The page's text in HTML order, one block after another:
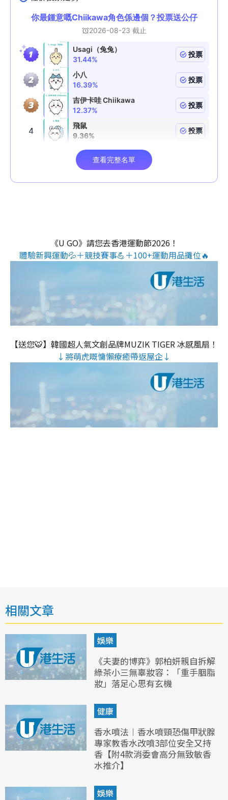
《U GO》請您去香港運動節2026！
體驗新興運動💦＋競技賽事💪＋100+運動用品攤位🔥
【送您🐯】韓國超人氣文創品牌MUZIK TIGER 冰感風扇！
↓將萌虎嘅慵懶療癒帶返屋企↓
相關文章
娛樂
《夫妻的博弈》郭柏妍親自拆解
綠茶小三無辜妝容：「重手胭脂
妝」落足心思有玄機
健康
香水噴法︱香水噴頸恐傷甲狀腺
專家教香水改噴3部位安全又持
香【附4款消委會高分無致敏香
水推介】
娛樂